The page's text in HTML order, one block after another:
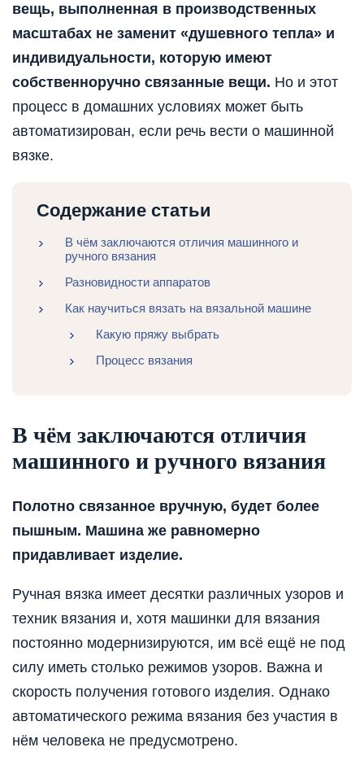
вещь, выполненная в производственных
масштабах не заменит «душевного тепла» и
индивидуальности, которую имеют
собственноручно связанные вещи. Но и этот
процесс в домашних условиях может быть
автоматизирован, если речь вести о машинной
вязке.
Содержание статьи
В чём заключаются отличия машинного и
ручного вязания
Разновидности аппаратов
Как научиться вязать на вязальной машине
Какую пряжу выбрать
Процесс вязания
В чём заключаются отличия
машинного и ручного вязания
Полотно связанное вручную, будет более
пышным. Машина же равномерно
придавливает изделие.
Ручная вязка имеет десятки различных узоров и
техник вязания и, хотя машинки для вязания
постоянно модернизируются, им всё ещё не под
силу иметь столько режимов узоров. Важна и
скорость получения готового изделия. Однако
автоматического режима вязания без участия в
нём человека не предусмотрено.